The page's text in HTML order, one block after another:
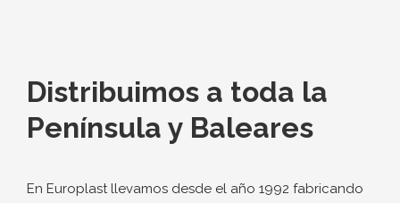
Distribuimos a toda la
Península y Baleares
En Europlast llevamos desde el año 1992 fabricando